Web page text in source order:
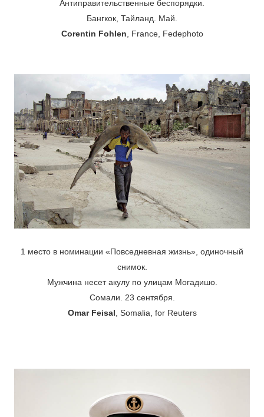
Антиправительственные беспорядки.
Бангкок, Тайланд. Май.
Corentin Fohlen , France, Fedephoto
1 место в номинации «Повседневная жизнь», одиночный
снимок.
Мужчина несет акулу по улицам Могадишо.
Сомали. 23 сентября.
Omar Feisal , Somalia, for Reuters